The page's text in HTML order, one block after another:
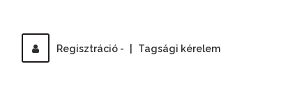
Regisztráció - Tagsági kérelem